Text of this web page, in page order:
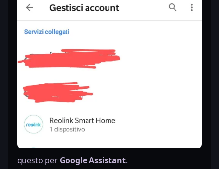
questo per Google Assistant.